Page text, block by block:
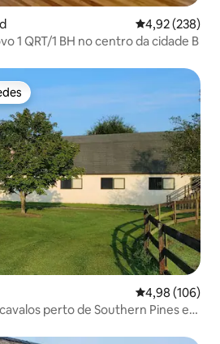
4,92 de uma
4,92 (238)
1 QRT/1 BH no centro da cidade B
dos hóspedes
4,98 de uma
4,98 (106)
perto de Southern Pines e